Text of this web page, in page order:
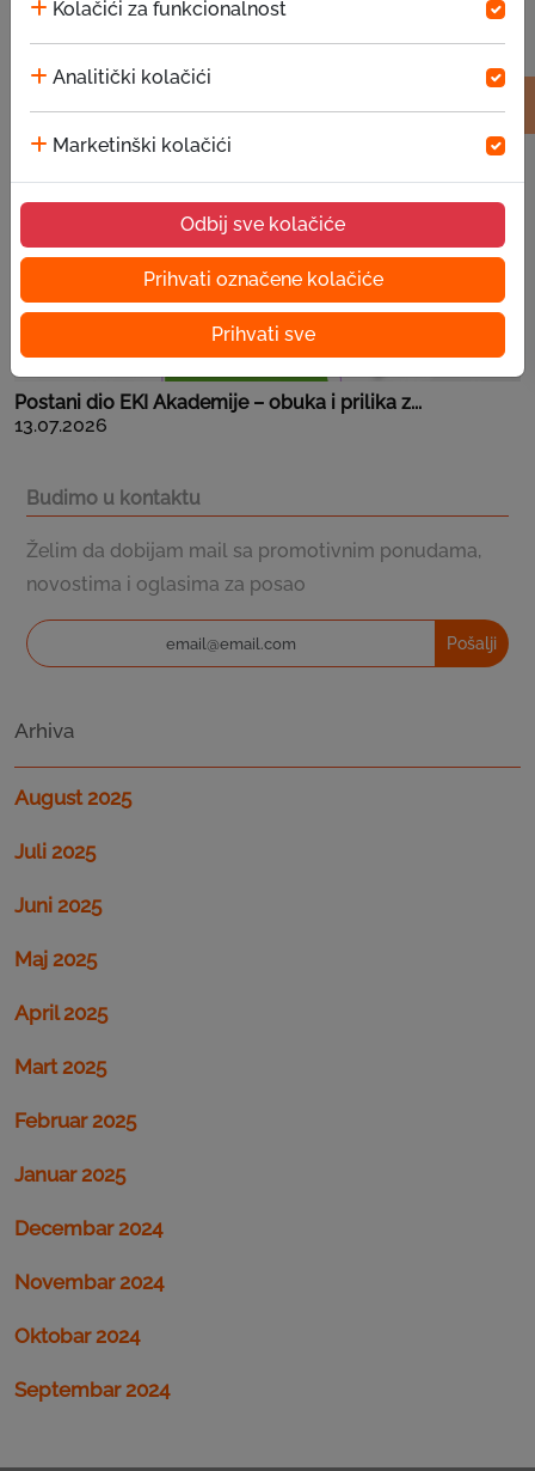
Kolačići za funkcionalnost
Analitički kolačići
Marketinški kolačići
Odbij sve kolačiće
Prihvati označene kolačiće
Prihvati sve
EKI donacija u JU za predškolsko vaspitanje i ...
15.07.2026
Postani dio EKI Akademije – obuka i prilika z...
13.07.2026
Budimo u kontaktu
Želim da dobijam mail sa promotivnim ponudama,
novostima i oglasima za posao
Pošalji
Arhiva
August 2025
Juli 2025
Juni 2025
Maj 2025
April 2025
Mart 2025
Februar 2025
Januar 2025
Decembar 2024
Novembar 2024
Oktobar 2024
Septembar 2024